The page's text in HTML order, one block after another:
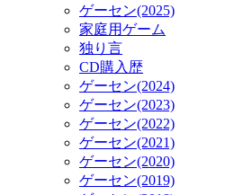
ゲーセン(2025)
家庭用ゲーム
独り言
CD購入歴
ゲーセン(2024)
ゲーセン(2023)
ゲーセン(2022)
ゲーセン(2021)
ゲーセン(2020)
ゲーセン(2019)